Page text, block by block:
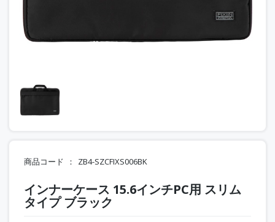
商品コード ZB4-SZCFIXS006BK
インナーケース 15.6インチPC用 スリム
タイプ ブラック